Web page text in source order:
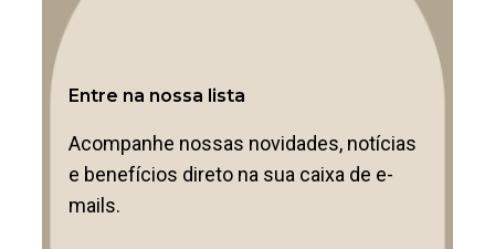
Entre na nossa lista
Acompanhe nossas novidades, notícias
e benefícios direto na sua caixa de e-
mails.